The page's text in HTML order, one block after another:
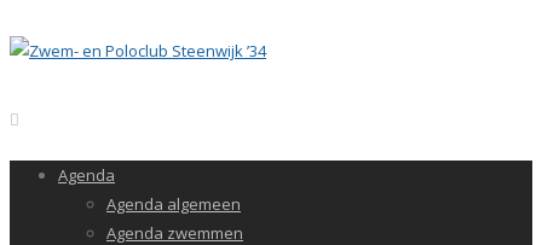
Agenda
Agenda algemeen
Agenda zwemmen